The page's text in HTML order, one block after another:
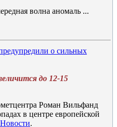
волна аномаль ...
о сильных
до 12-15
Роман Вильфанд
в центре европейской
.